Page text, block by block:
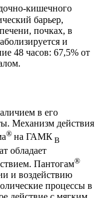
кишечного
барьер,
почках, в
и
48 часов: 67,5% от
в его
Механизм действия
® на ГАМК B
обладает
Пантогам®
и воздействию
процессы в